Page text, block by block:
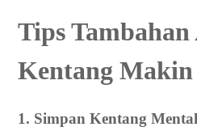
Tips Tambahan
Kentang Makin
1. Simpan Kentang